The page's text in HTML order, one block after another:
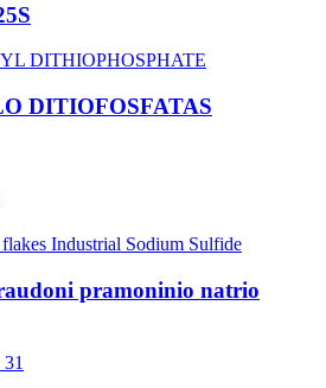
DITIOFOSFATAS
pramoninio natrio